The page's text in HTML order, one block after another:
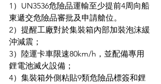
1）UN3536危險品運輸至少提前4周向船
東遞交危險品審批及申請艙位。
2）提醒工廠對於集裝箱內部加裝泡沫緩
沖減震；
3）陸運卡車限速80km/h，並配備專用
鋰電池滅火設備；
4）集裝箱外側粘貼9類危險品標簽和鋰